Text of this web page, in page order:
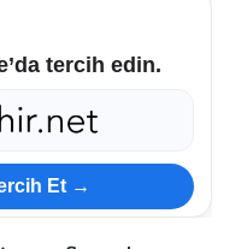
tercih edin.
Et →